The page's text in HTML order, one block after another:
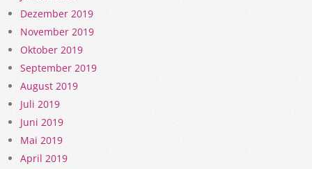
Dezember 2019
November 2019
Oktober 2019
September 2019
August 2019
Juli 2019
Juni 2019
Mai 2019
April 2019